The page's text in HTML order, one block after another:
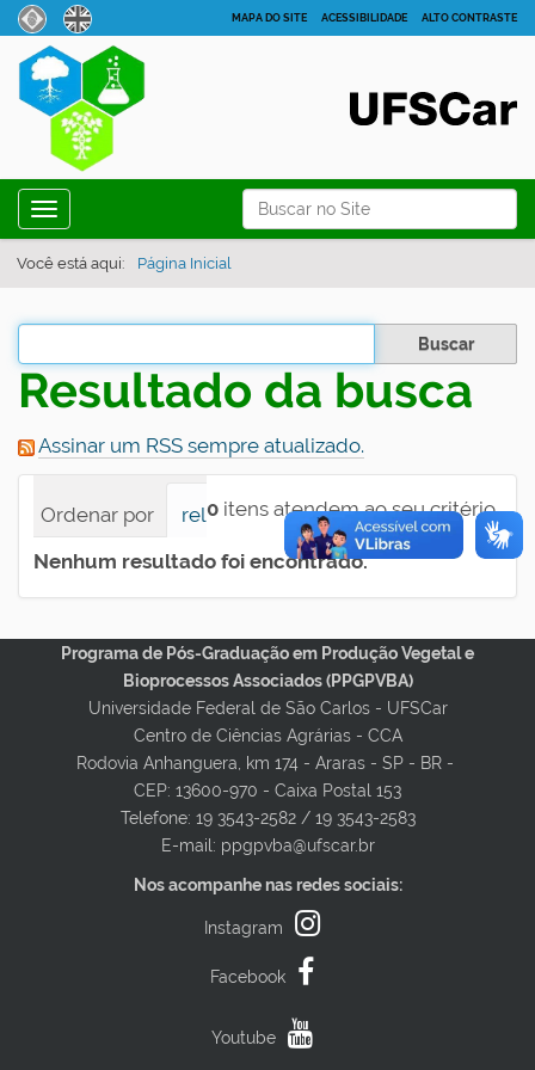
Busca
Busca Avançada…
MAPA DO SITE ACESSIBILIDADE ALTO CONTRASTE
Toggle navigation
Você está aqui: Página Inicial
Filtrar os resultados
Resultado da busca
Assinar um RSS sempre atualizado.
0 itens atendem ao seu critério.
Ordenar por relevância
data (mais recente
Nenhum resultado foi encontrado.
Programa de Pós-Graduação em Produção Vegetal e
Bioprocessos Associados (PPGPVBA)
Universidade Federal de São Carlos - UFSCar
Centro de Ciências Agrárias - CCA
Rodovia Anhanguera, km 174 - Araras - SP - BR -
CEP: 13600-970 - Caixa Postal 153
Telefone: 19 3543-2582 / 19 3543-2583
E-mail: ppgpvba@ufscar.br
Nos acompanhe nas redes sociais:
Instagram
Facebook
Youtube